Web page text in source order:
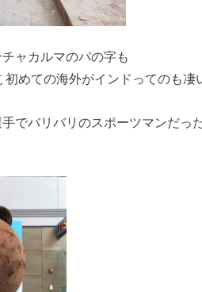
ャカルマのパの字も
初めての海外がインドってのも凄
でバリバリのスポーツマンだっ